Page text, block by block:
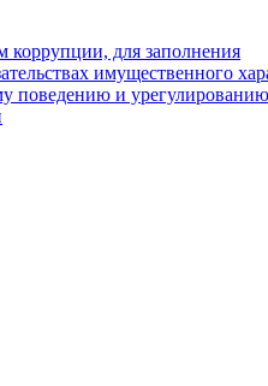
коррупции, для заполнения
имущественного
и